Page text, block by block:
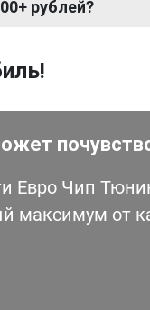
рублей?
Евро Чип
максимум от